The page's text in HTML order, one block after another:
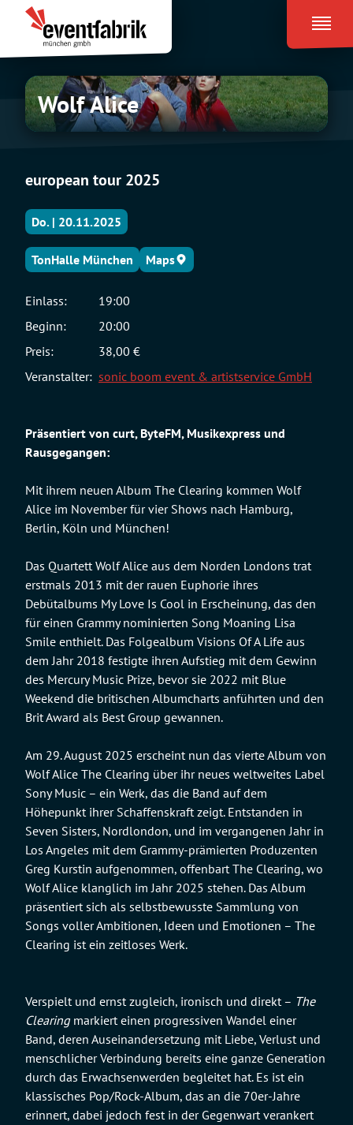
Inhalt
springen
Eventfabrik
München
Wolf
AliceWolf Alice
european tour 2025
Präsentiert von curt, ByteFM, Musikexpress und
Rausgegangen:
Mit ihrem neuen Album The Clearing kommen Wolf
Alice im November für vier Shows nach Hamburg,
Berlin, Köln und München!
Das Quartett Wolf Alice aus dem Norden Londons trat
erstmals 2013 mit der rauen Euphorie ihres
Debütalbums My Love Is Cool in Erscheinung, das den
für einen Grammy nominierten Song Moaning Lisa
Smile enthielt. Das Folgealbum Visions Of A Life aus
dem Jahr 2018 festigte ihren Aufstieg mit dem Gewinn
des Mercury Music Prize, bevor sie 2022 mit Blue
Weekend die britischen Albumcharts anführten und den
Brit Award als Best Group gewannen.
Am 29. August 2025 erscheint nun das vierte Album von
Wolf Alice The Clearing über ihr neues weltweites Label
Sony Music – ein Werk, das die Band auf dem
Höhepunkt ihrer Schaffenskraft zeigt. Entstanden in
Seven Sisters, Nordlondon, und im vergangenen Jahr in
Los Angeles mit dem Grammy-prämierten Produzenten
Greg Kurstin aufgenommen, offenbart The Clearing, wo
Wolf Alice klanglich im Jahr 2025 stehen. Das Album
präsentiert sich als selbstbewusste Sammlung von
Songs voller Ambitionen, Ideen und Emotionen – The
Clearing ist ein zeitloses Werk.
Verspielt und ernst zugleich, ironisch und direkt – The
Clearingmarkiert einen progressiven Wandel einer
Band, deren Auseinandersetzung mit Liebe, Verlust und
menschlicher Verbindung bereits eine ganze Generation
durch das Erwachsenwerden begleitet hat. Es ist ein
klassisches Pop/Rock-Album, das an die 70er-Jahre
erinnert, dabei jedoch fest in der Gegenwart verankert
Do. | 20.11.2025
TonHalle München Maps
Einlass:
19:00
Beginn:
20:00
Preis:
38,00 €
Veranstalter: sonic boom event & artistservice GmbH